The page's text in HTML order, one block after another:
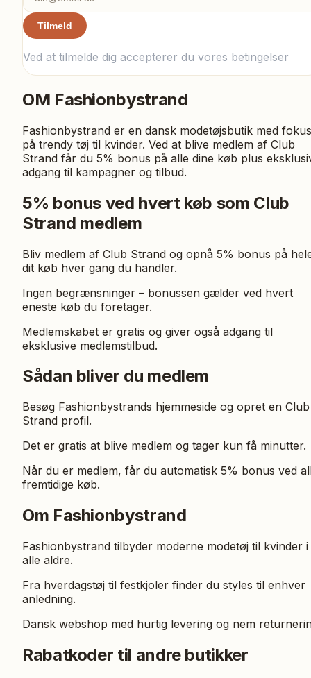
Tilmeld
Ved at tilmelde dig accepterer du vores betingelser
OM Fashionbystrand
Fashionbystrand er en dansk modetøjsbutik med fokus
på trendy tøj til kvinder. Ved at blive medlem af Club
Strand får du 5% bonus på alle dine køb plus
adgang til kampagner og tilbud.
5% bonus ved hvert køb som Club
Strand medlem
Bliv medlem af Club Strand og opnå 5% bonus på
dit køb hver gang du handler.
Ingen begrænsninger – bonussen gælder ved hvert
eneste køb du foretager.
Medlemskabet er gratis og giver også adgang til
eksklusive medlemstilbud.
Sådan bliver du medlem
Besøg Fashionbystrands hjemmeside og opret en Club
Strand profil.
Det er gratis at blive medlem og tager kun få minutter.
Når du er medlem, får du automatisk 5% bonus ved
fremtidige køb.
Om Fashionbystrand
Fashionbystrand tilbyder moderne modetøj til kvinder i
alle aldre.
Fra hverdagstøj til festkjoler finder du styles til enhver
anledning.
Dansk webshop med hurtig levering og nem
Rabatkoder til andre butikker